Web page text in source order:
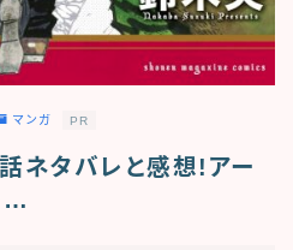
マンガ PR
ネタバレと感想!アー
…